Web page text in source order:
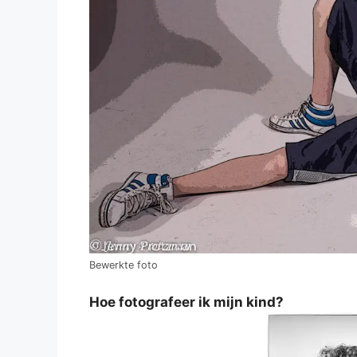
Bewerkte foto
Hoe fotografeer ik mijn kind?